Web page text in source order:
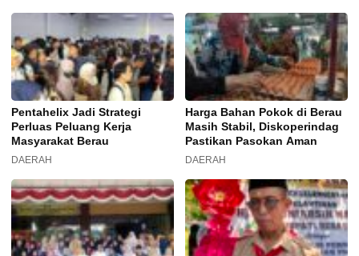
Pentahelix Jadi Strategi
Perluas Peluang Kerja
Masyarakat Berau
DAERAH
Harga Bahan Pokok di Berau
Masih Stabil, Diskoperindag
Pastikan Pasokan Aman
DAERAH